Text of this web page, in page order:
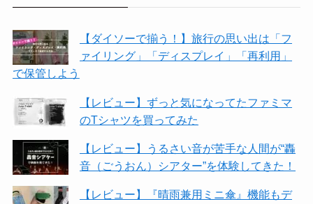
【ダイソーで揃う！】旅行の思い出は「フ
ァイリング」「ディスプレイ」「再利用」
で保管しよう
【レビュー】ずっと気になってたファミマ
のTシャツを買ってみた
【レビュー】うるさい音が苦手な人間が“轟
音（ごうおん）シアター”を体験してきた！
【レビュー】『晴雨兼用ミニ傘』機能もデ